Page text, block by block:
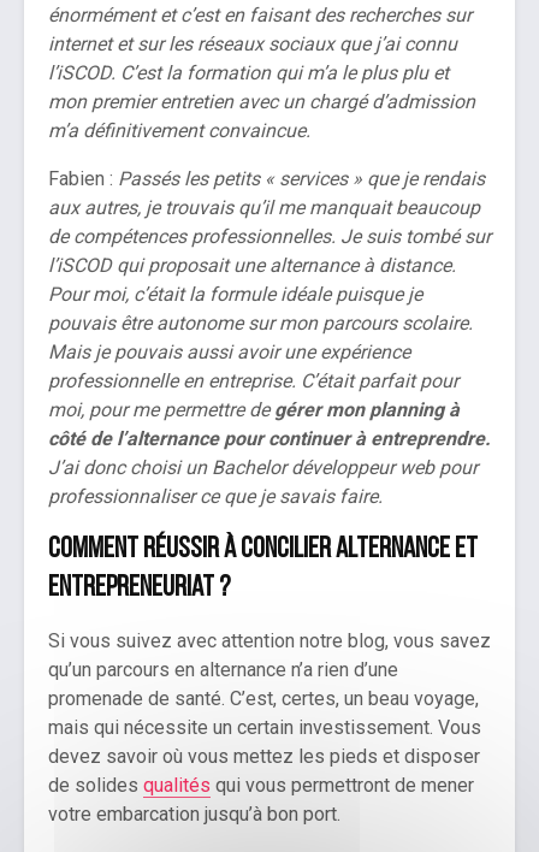
énormément et c’est en faisant des recherches sur
internet et sur les réseaux sociaux que j’ai connu
l’iSCOD. C’est la formation qui m’a le plus plu et
mon premier entretien avec un chargé d’admission
m’a définitivement convaincue.
Fabien : Passés les petits « services » que je rendais
aux autres, je trouvais qu’il me manquait beaucoup
de compétences professionnelles. Je suis tombé sur
l’iSCOD qui proposait une alternance à distance.
Pour moi, c’était la formule idéale puisque je
pouvais être autonome sur mon parcours scolaire.
Mais je pouvais aussi avoir une expérience
professionnelle en entreprise. C’était parfait pour
moi, pour me permettre degérer mon planning à
côté de l’alternance pour continuer à entreprendre.
J’ai donc choisi un Bachelor développeur web pour
professionnaliser ce que je savais faire.
Comment réussir à concilier alternance et
entrepreneuriat ?
Si vous suivez avec attention notre blog, vous savez
qu’un parcours en alternance n’a rien d’une
promenade de santé. C’est, certes, un beau voyage,
mais qui nécessite un certain investissement. Vous
devez savoir où vous mettez les pieds et disposer
de solides qualités qui vous permettront de mener
votre embarcation jusqu’à bon port.